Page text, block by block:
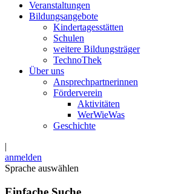
Veranstaltungen
Bildungsangebote
Kindertagesstätten
Schulen
weitere Bildungsträger
TechnoThek
Über uns
Ansprechpartnerinnen
Förderverein
Aktivitäten
WerWieWas
Geschichte
|
anmelden
Sprache auswählen